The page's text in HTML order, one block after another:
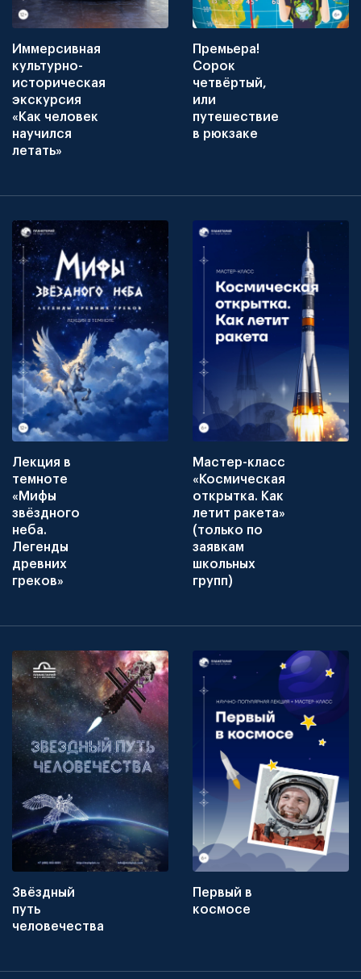
Иммерсивная
культурно-
историческая
экскурсия
«Как человек
научился
летать»
Премьера!
Сорок
четвёртый,
или
путешествие
в рюкзаке
Лекция в
темноте
«Мифы
звёздного
неба.
Легенды
древних
греков»
Мастер-класс
«Космическая
открытка. Как
летит ракета»
(только по
заявкам
школьных
групп)
Звёздный
путь
человечества
Первый в
космосе